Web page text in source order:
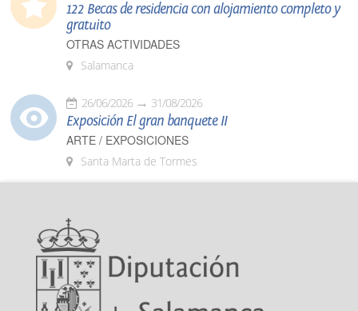
122 Becas de residencia con alojamiento completo y
gratuito
OTRAS ACTIVIDADES
Salamanca
26/06/2026 31/08/2026
Exposición El gran banquete II
ARTE / EXPOSICIONES
Santa Marta de Tormes